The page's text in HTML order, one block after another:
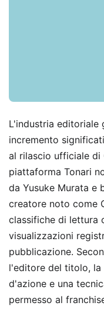
L'industria editoriale
incremento
al rilascio ufficiale di
piattaforma Tonari
da Yusuke Murata e
creatore noto come
classifiche di lettura
visualizzazioni
pubblicazione.
l'editore del titolo, la
d'azione e una
permesso al